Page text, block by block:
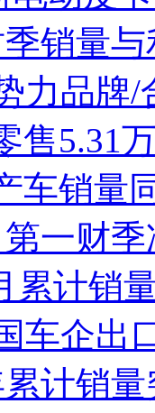
销量
力品牌
售5.31
车销量
第一财
累计销
车企出
计销